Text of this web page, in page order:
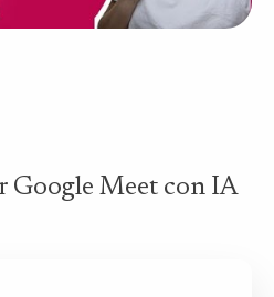
Google Meet con IA